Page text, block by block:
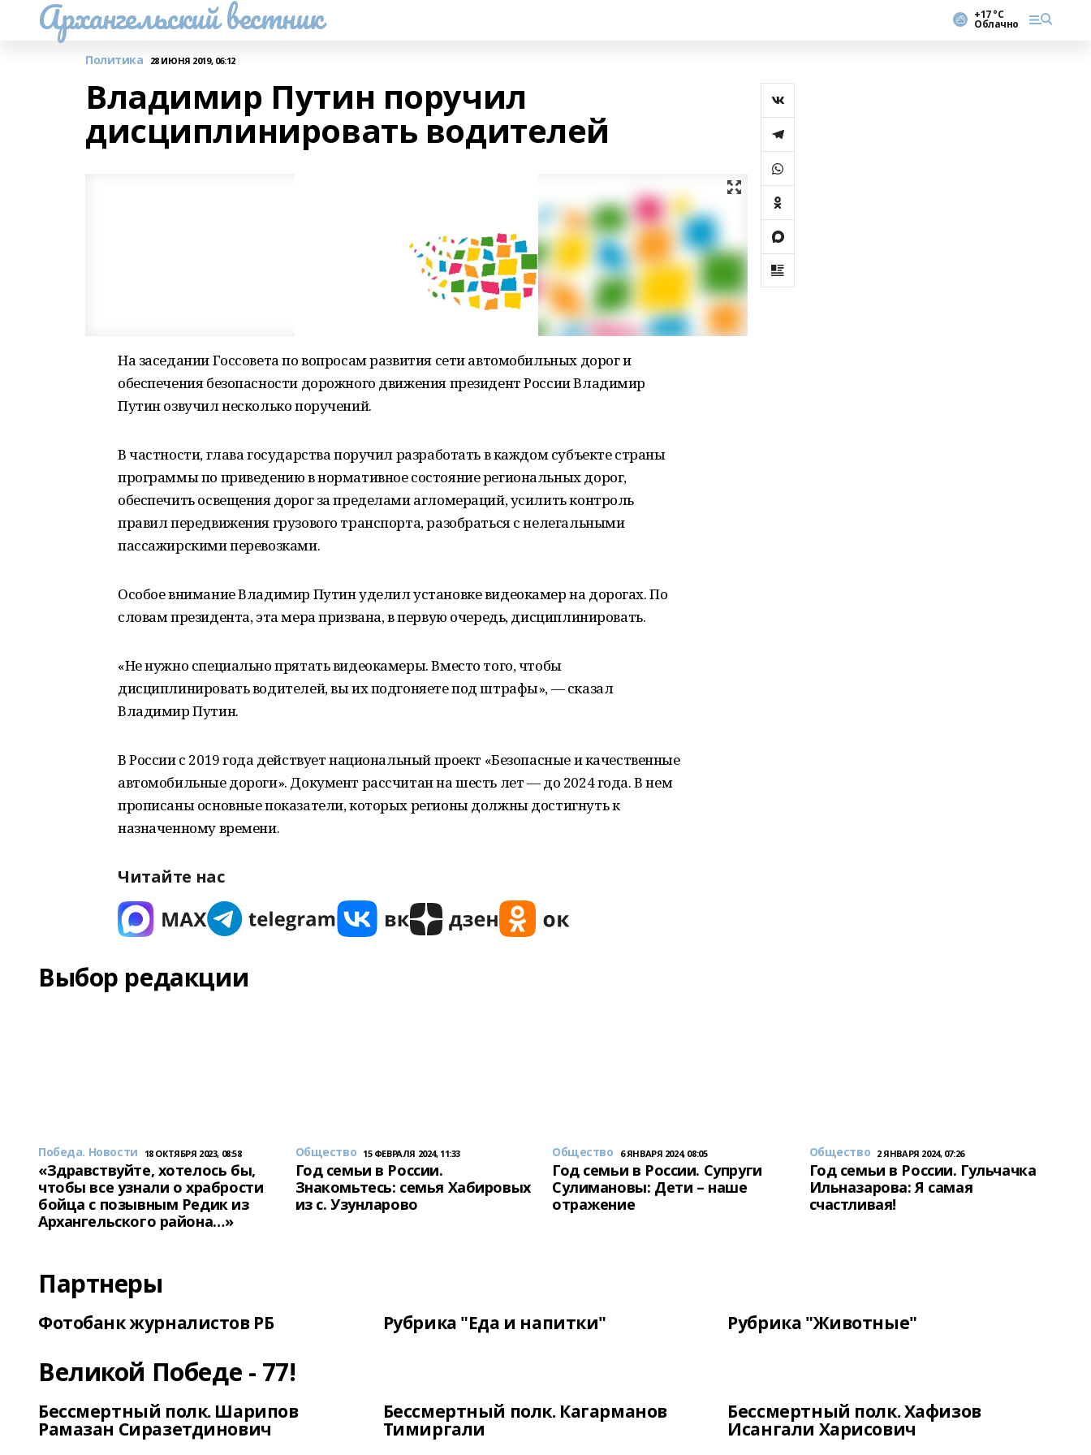
Архангельский вестник +17 °С
Облачно
Политика 28 ИЮНЯ 2019, 06:12
Владимир Путин поручил
дисциплинировать водителей
На заседании Госсовета по вопросам развития сети автомобильных дорог и
обеспечения безопасности дорожного движения президент России Владимир
Путин озвучил несколько поручений.
В частности, глава государства поручил разработать в каждом субъекте страны
программы по приведению в нормативное состояние региональных дорог,
обеспечить освещения дорог за пределами агломераций, усилить контроль
правил передвижения грузового транспорта, разобраться с нелегальными
пассажирскими перевозками.
Особое внимание Владимир Путин уделил установке видеокамер на дорогах. По
словам президента, эта мера призвана, в первую очередь, дисциплинировать.
«Не нужно специально прятать видеокамеры. Вместо того, чтобы
дисциплинировать водителей, вы их подгоняете под штрафы», — сказал
Владимир Путин.
В России с 2019 года действует национальный проект «Безопасные и качественные
автомобильные дороги». Документ рассчитан на шесть лет — до 2024 года. В нем
прописаны основные показатели, которых регионы должны достигнуть к
назначенному времени.
Читайте нас
Выбор редакции
Победа. Новости 18 ОКТЯБРЯ 2023, 08:58
«Здравствуйте, хотелось бы,
чтобы все узнали о храбрости
бойца с позывным Редик из
Архангельского района…»
Общество 15 ФЕВРАЛЯ 2024, 11:33
Год семьи в России.
Знакомьтесь: семья Хабировых
из с. Узунларово
Общество 6 ЯНВАРЯ 2024, 08:05
Год семьи в России. Супруги
Сулимановы: Дети – наше
отражение
Общество 2 ЯНВАРЯ 2024, 07:26
Год семьи в России. Гульчачка
Ильназарова: Я самая
счастливая!
Партнеры
Фотобанк журналистов РБ Рубрика "Еда и напитки" Рубрика "Животные"
Великой Победе - 77!
Бессмертный полк. Шарипов
Рамазан Сиразетдинович
Бессмертный полк. Кагарманов
Тимиргали
Бессмертный полк. Хафизов
Исангали Харисович